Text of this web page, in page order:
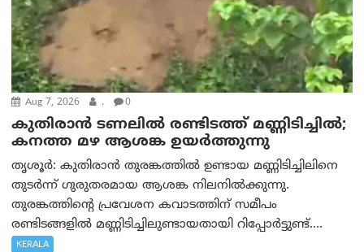
Aug 7, 2026 . 0
കുതിരാൻ ടണലിൽ രണ്ടിടത്ത് മണ്ണിടിച്ചിൽ;
കനത്ത മഴ ആശങ്ക ഉയർത്തുന്നു
തൃശൂർ: കുതിരാൻ തുരങ്കത്തിൽ ഉണ്ടായ മണ്ണിടിച്ചിലിനെ
തുടർന്ന് ഗുരുതരമായ ആശങ്ക നിലനിൽക്കുന്നു.
തുരങ്കത്തിന്റെ പ്രവേശന കവാടത്തിന് സമീപം
രണ്ടിടങ്ങളിൽ മണ്ണിടിച്ചിലുണ്ടായതായി റിപ്പോർട്ടുണ്ട്....
KERALA